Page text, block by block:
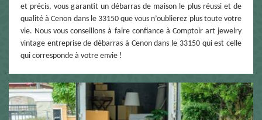
et précis, vous garantit un débarras de maison le plus réussi et de
qualité à Cenon dans le 33150 que vous n’oublierez plus toute votre
vie. Nous vous conseillons à faire confiance à Comptoir art jewelry
vintage entreprise de débarras à Cenon dans le 33150 qui est celle
qui corresponde à votre envie !